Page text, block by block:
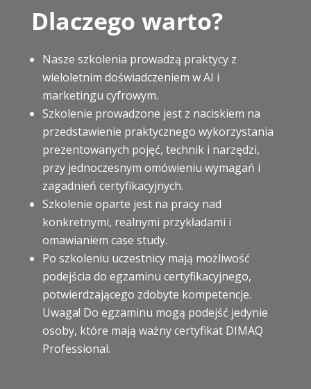
Dlaczego warto?
Nasze szkolenia prowadzą praktycy z
wieloletnim doświadczeniem w AI i
marketingu cyfrowym.
Szkolenie prowadzone jest z naciskiem na
przedstawienie praktycznego wykorzystania
prezentowanych pojęć, technik i narzędzi,
przy jednoczesnym omówieniu wymagań i
zagadnień certyfikacyjnych.
Szkolenie oparte jest na pracy nad
konkretnymi, realnymi przykładami i
omawianiem case study.
Po szkoleniu uczestnicy mają możliwość
podejścia do egzaminu certyfikacyjnego,
potwierdzającego zdobyte kompetencje.
Uwaga! Do egzaminu mogą podejść jedynie
osoby, które mają ważny certyfikat DIMAQ
Professional.